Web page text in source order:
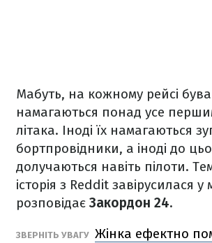
Мабуть, на кожному рейсі
намагаються понад усе
літака. Іноді їх намагаються
бортпровідники, а іноді до
долучаються навіть пілоти.
історія з Reddit завірусилася у
розповідає Закордон 24.
ЗВЕРНІТЬ УВАГУ Жінка ефектно